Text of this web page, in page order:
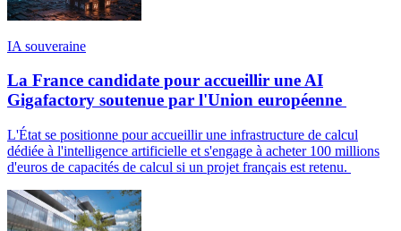
IA souveraine
La France candidate pour accueillir une AI
Gigafactory soutenue par l'Union européenne
L'État se positionne pour accueillir une infrastructure de calcul
dédiée à l'intelligence artificielle et s'engage à acheter 100 millions
d'euros de capacités de calcul si un projet français est retenu.